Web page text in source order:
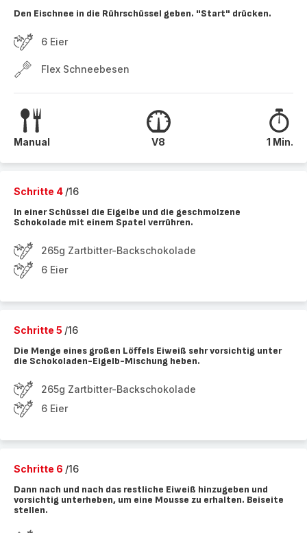
Den Eischnee in die Rührschüssel geben. "Start" drücken.
6 Eier
Flex Schneebesen
Manual V8 1 Min.
Schritte 4 /16
In einer Schüssel die Eigelbe und die geschmolzene
Schokolade mit einem Spatel verrühren.
265g Zartbitter-Backschokolade
6 Eier
Schritte 5 /16
Die Menge eines großen Löffels Eiweiß sehr vorsichtig unter
die Schokoladen-Eigelb-Mischung heben.
265g Zartbitter-Backschokolade
6 Eier
Schritte 6 /16
Dann nach und nach das restliche Eiweiß hinzugeben und
vorsichtig unterheben, um eine Mousse zu erhalten. Beiseite
stellen.